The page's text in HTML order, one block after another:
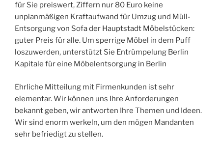
für Sie preiswert, Ziffern nur 80 Euro keine
unplanmäßigen Kraftaufwand für Umzug und Müll-
Entsorgung von Sofa der Hauptstadt Möbelstücken:
guter Preis für alle. Um sperrige Möbel in dem Puff
loszuwerden, unterstützt Sie Entrümpelung Berlin
Kapitale für eine Möbelentsorgung in Berlin
Ehrliche Mitteilung mit Firmenkunden ist sehr
elementar. Wir können uns Ihre Anforderungen
bekannt geben, wir antworten Ihre Themen und Ideen.
Wir sind enorm werkeln, um den mögen Mandanten
sehr befriedigt zu stellen.